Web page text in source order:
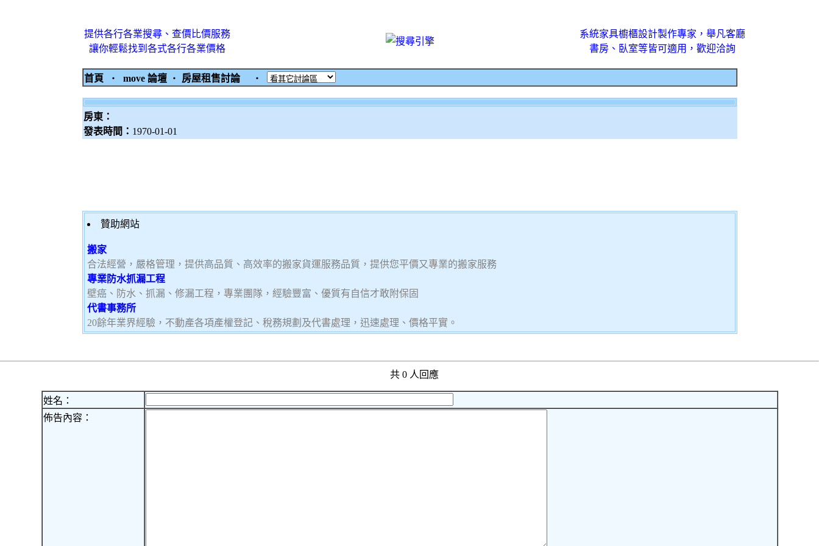
提供各行各業搜尋、查價比價服務
讓你輕鬆找到各式各行各業價格
系統家具櫥櫃設計製作專家，舉凡客廳
書房、臥室等皆可適用，歡迎洽詢
首頁 ‧ move 論壇 ‧ 房屋租售討論 ‧
房東：
發表時間： 1970-01-01
贊助網站
搬家
合法經營，嚴格管理，提供高品質、高效率的搬家貨運服務品質，提供您平價又專業的搬家服務
專業防水抓漏工程
壁癌、防水、抓漏、修漏工程，專業團隊，經驗豐富、優質有自信才敢附保固
代書事務所
20餘年業界經驗，不動產各項產權登記、稅務規劃及代書處理，迅速處理、價格平實。
共 0 人回應
姓名：
佈告內容：